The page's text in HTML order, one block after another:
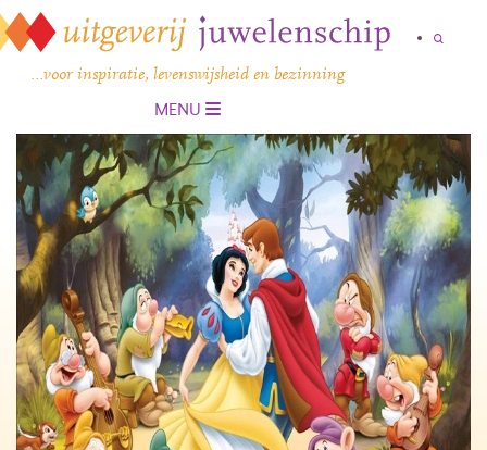
…voor inspiratie, levenswijsheid en bezinning
MENU